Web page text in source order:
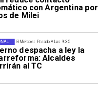
con Argentina por
de Milei
El Miércoles Pasado A Las 9:35
despacha a ley la
Alcaldes
al TC